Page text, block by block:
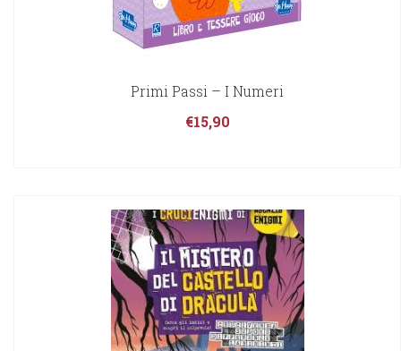
Primi Passi – I Numeri
€15,90